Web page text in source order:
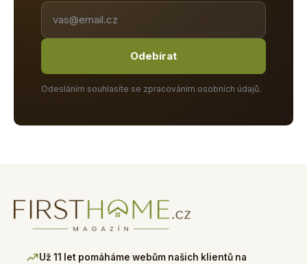
Odebírat
Odesláním souhlasíte se zpracováním osobních údajů.
Už 11 let pomáháme webům našich klientů na